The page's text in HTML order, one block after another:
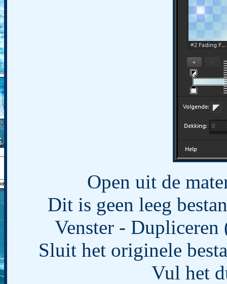
Open uit de
Dit is geen leeg
Venster -
Sluit het originele
Vul het